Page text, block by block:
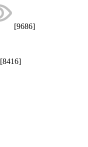
[9686]
[8416]